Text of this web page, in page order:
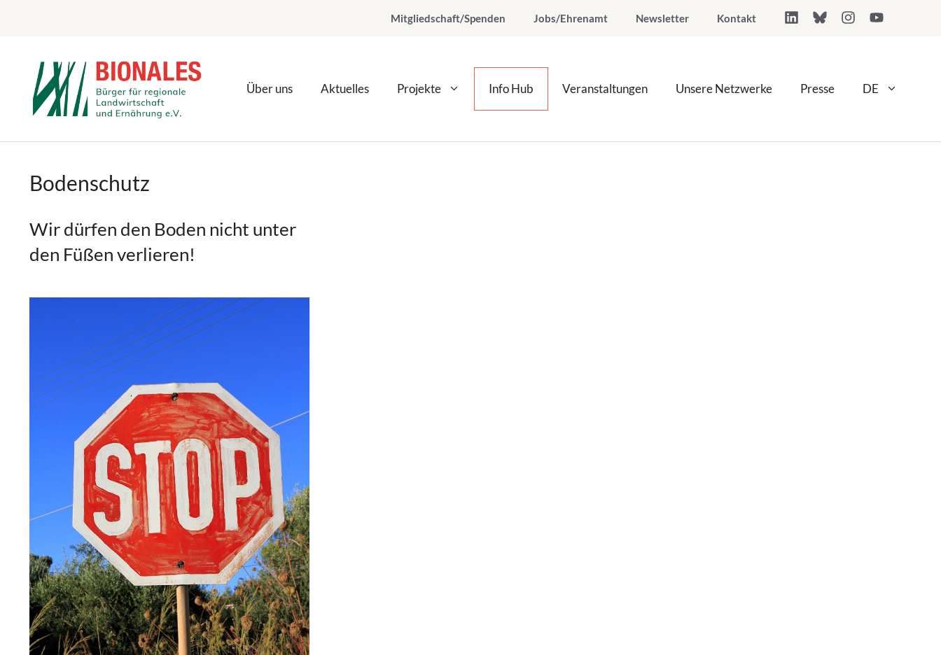
Mitgliedschaft/Spenden Jobs/Ehrenamt Newsletter Kontakt
Über uns Aktuelles Projekte Info Hub Veranstaltungen Unsere Netzwerke Presse DE
Bodenschutz
Wir dürfen den Boden nicht unter
den Füßen verlieren!